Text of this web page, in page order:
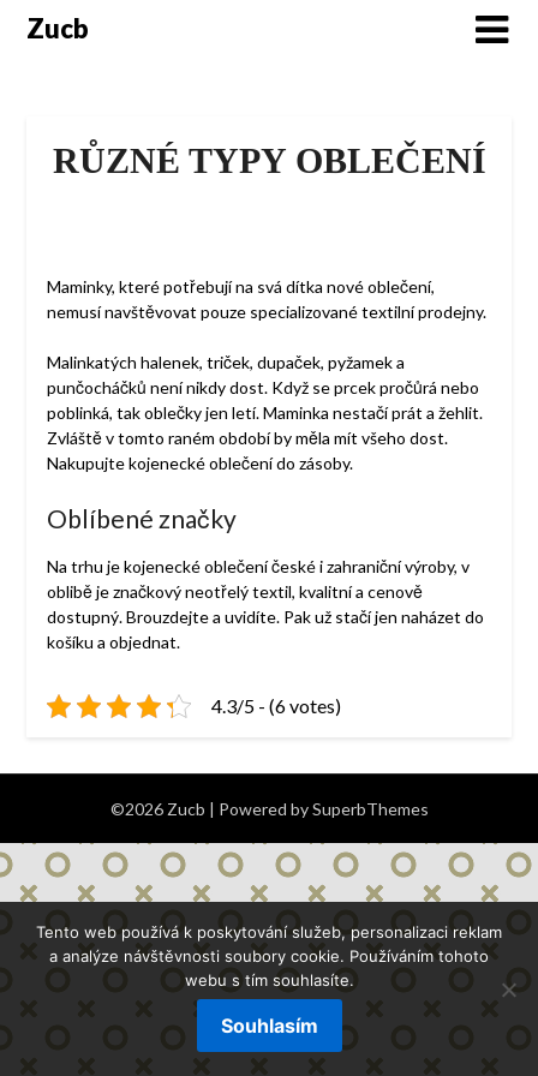
SkipZucb
RŮZNÉ TYPY OBLEČENÍ
Maminky, které potřebují na svá dítka nové oblečení,
nemusí navštěvovat pouze specializované textilní prodejny.
Malinkatých halenek, triček, dupaček, pyžamek a
punčocháčků není nikdy dost. Když se prcek pročůrá nebo
poblinká, tak oblečky jen letí. Maminka nestačí prát a žehlit.
Zvláště v tomto raném období by měla mít všeho dost.
Nakupujtekojenecké oblečenído zásoby.
Oblíbené značky
Na trhu je kojenecké oblečení české i zahraniční výroby, v
oblibě je značkový neotřelý textil, kvalitní a cenově
dostupný. Brouzdejte a uvidíte. Pak už stačí jen naházet do
košíku a objednat.
4.3/5 - (6 votes)
©2026 Zucb | Powered bySuperbThemes
Tento web používá k poskytování služeb, personalizaci reklam
a analýze návštěvnosti soubory cookie. Používáním tohoto
webu s tím souhlasíte.
Souhlasím